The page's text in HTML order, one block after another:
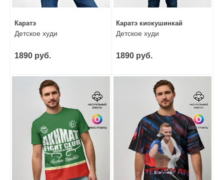
Каратэ
Детское худи
1890 руб.
Каратэ киокушинкай
Детское худи
1890 руб.